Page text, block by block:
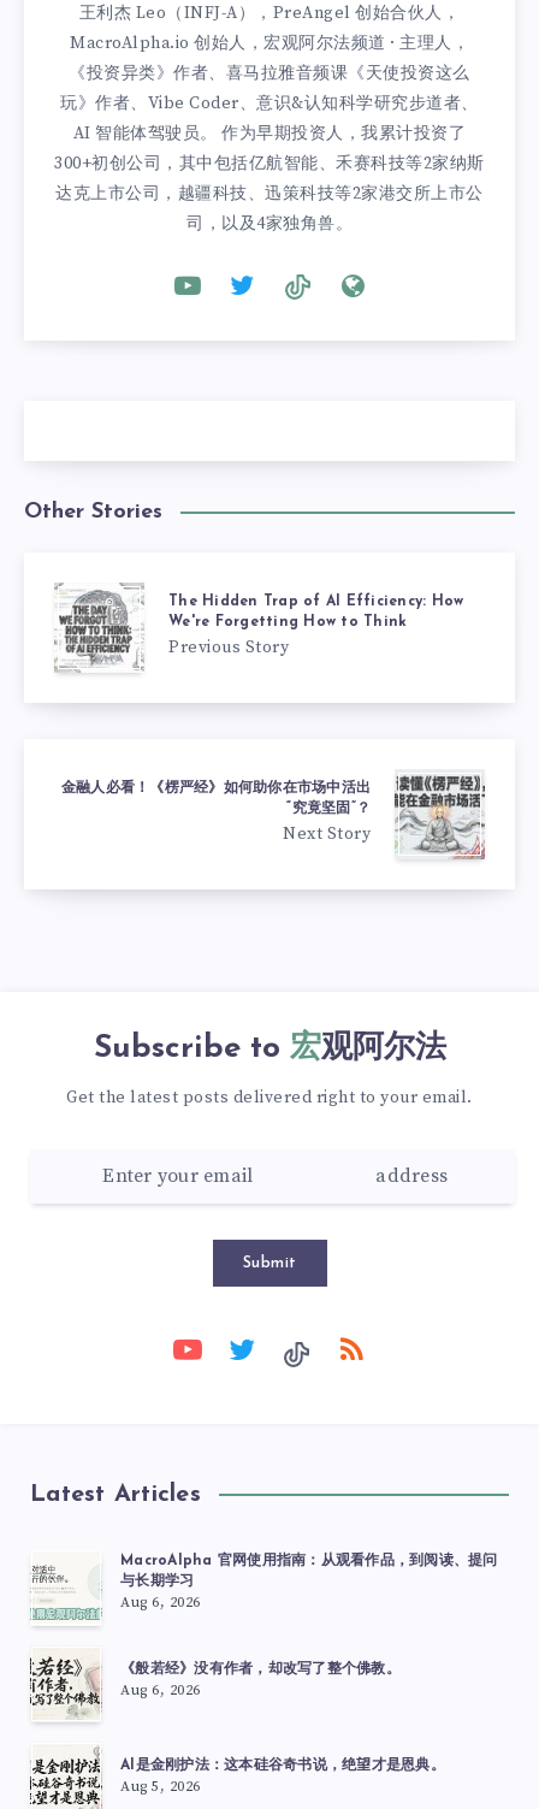
王利杰 Leo（INFJ-A），PreAngel 创始合伙人，
MacroAlpha.io 创始人，宏观阿尔法频道 · 主理人，
《投资异类》作者、喜马拉雅音频课《天使投资这么
玩》作者、Vibe Coder、意识&认知科学研究步道者、
AI 智能体驾驶员。 作为早期投资人，我累计投资了
300+初创公司，其中包括亿航智能、禾赛科技等2家纳斯
达克上市公司，越疆科技、迅策科技等2家港交所上市公
司，以及4家独角兽。
Other Stories
The Hidden Trap of AI Efficiency: How
We're Forgetting How to Think
Previous Story
金融人必看！《楞严经》如何助你在市场中活出
“究竟坚固”？
Next Story
Subscribe to 宏观阿尔法
Get the latest posts delivered right to your email.
Submit
Latest Articles
MacroAlpha 官网使用指南：从观看作品，到阅读、提问
与长期学习
Aug 6, 2026
《般若经》没有作者，却改写了整个佛教。
Aug 6, 2026
AI是金刚护法：这本硅谷奇书说，绝望才是恩典。
Aug 5, 2026